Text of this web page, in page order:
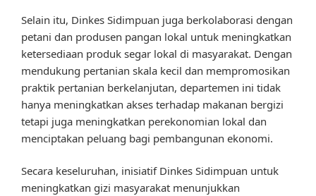
Selain itu, Dinkes Sidimpuan juga berkolaborasi dengan
petani dan produsen pangan lokal untuk meningkatkan
ketersediaan produk segar lokal di masyarakat. Dengan
mendukung pertanian skala kecil dan mempromosikan
praktik pertanian berkelanjutan, departemen ini tidak
hanya meningkatkan akses terhadap makanan bergizi
tetapi juga meningkatkan perekonomian lokal dan
menciptakan peluang bagi pembangunan ekonomi.
Secara keseluruhan, inisiatif Dinkes Sidimpuan untuk
meningkatkan gizi masyarakat menunjukkan